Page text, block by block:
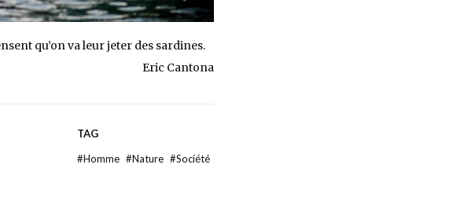
qu’on va leur jeter des sardines.
Eric Cantona
TAG
#Homme #Nature #Société